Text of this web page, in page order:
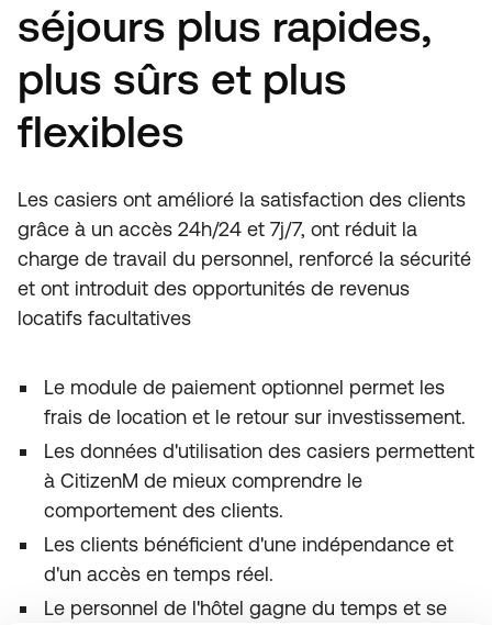
séjours plus rapides,
plus sûrs et plus
flexibles
Les casiers ont amélioré la satisfaction des clients
grâce à un accès 24h/24 et 7j/7, ont réduit la
charge de travail du personnel, renforcé la sécurité
et ont introduit des opportunités de revenus
locatifs facultatives
Le module de paiement optionnel permet les
frais de location et le retour sur investissement.
Les données d'utilisation des casiers permettent
à CitizenM de mieux comprendre le
comportement des clients.
Les clients bénéficient d'une indépendance et
d'un accès en temps réel.
Le personnel de l'hôtel gagne du temps et se